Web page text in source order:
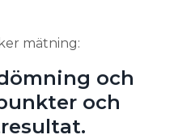
mätning:
och
och